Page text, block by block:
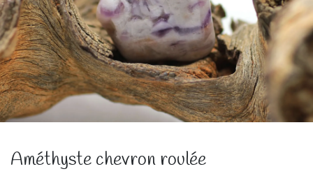
Améthyste chevron roulée